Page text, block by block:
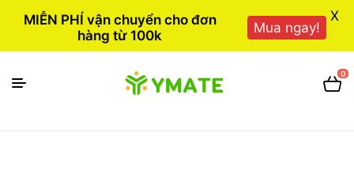
0
MIỄN PHÍ vận chuyển cho đơn
hàng từ 100k
Mua ngay!
X